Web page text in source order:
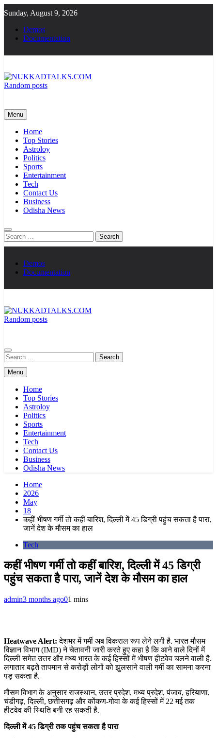
to
content
Sunday, August 9, 2026
Demos
Documentation
Random posts
Menu
Home
Top Stories
Astroloy
Politics
Sports
Entertainment
Tech
Contact Us
Business
Odisha News
Search
for:
Demos
Documentation
Random posts
Search
for:
Menu
Home
Top Stories
Astroloy
Politics
Sports
Entertainment
Tech
Contact Us
Business
Odisha News
Home
2026
May
18
कहीं भीषण गर्मी तो कहीं बारिश, दिल्ली में 45 डिग्री पहुंच सकता है पारा,
जानें देश के मौसम का हाल
Tech
कहीं भीषण गर्मी तो कहीं बारिश, दिल्ली में 45 डिग्री
पहुंच सकता है पारा, जानें देश के मौसम का हाल
admin3 months ago01 mins
Heatwave Alert: देशभर में गर्मी अब विकराल रूप लेने लगी है. भारत मौसम
विज्ञान विभाग (IMD) ने चेतावनी जारी करते हुए कहा है कि आने वाले दिनों में
दिल्ली समेत उत्तर और मध्य भारत के कई हिस्सों में भीषण हीटवेव चलने वाली है.
लगातार बढ़ते तापमान से करोड़ों लोगों को झुलसाने वाली गर्मी का सामना करना
पड़ सकता है.
मौसम विभाग के अनुसार राजस्थान, उत्तर प्रदेश, मध्य प्रदेश, पंजाब, हरियाणा,
चंडीगढ़, दिल्ली, छत्तीसगढ़ और कोंकण-गोवा के कई हिस्सों में 22 मई तक
हीटवेव की स्थिति बनी रह सकती है.
दिल्ली में 45 डिग्री तक पहुंच सकता है पारा